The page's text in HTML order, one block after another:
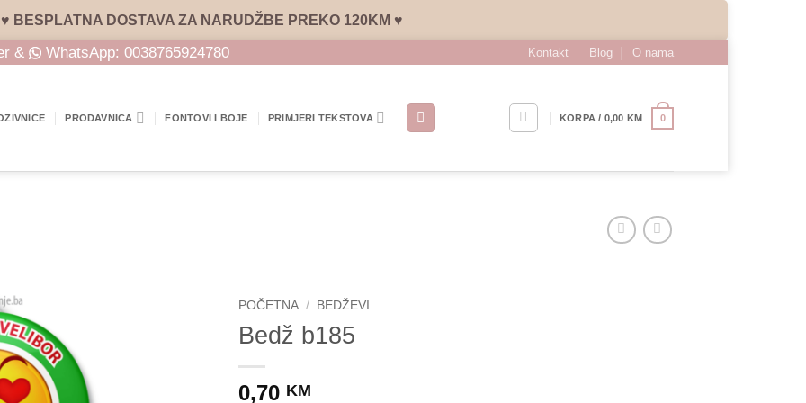
♥ BESPLATNA DOSTAVA ZA NARUDŽBE PREKO 120KM ♥
& WhatsApp: 0038765924780 Kontakt Blog O nama
PRODAVNICA FONTOVI I BOJE PRIMJERI TEKSTOVA KORPA / 0,00 KM 0
POČETNA / BEDŽEVI
Bedž b185
0,70 KM